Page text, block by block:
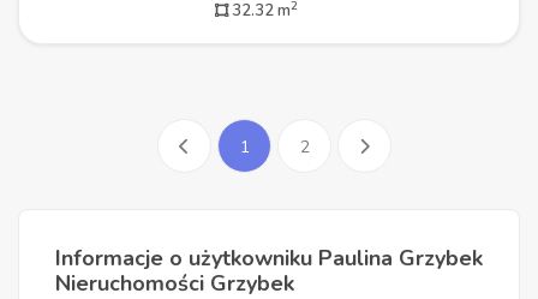
32.32 m2
1 2
Informacje o użytkowniku Paulina Grzybek
Nieruchomości Grzybek